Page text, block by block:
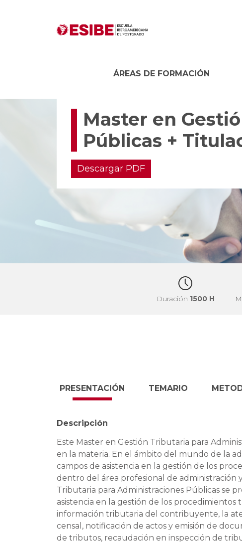
ÁREAS DE FORMACIÓN
Master en
Públicas +
Descargar PDF
Duración 1500 H
PRESENTACIÓN
Descripción
Este Master en Gestión Tributaria para
en la materia. En el ámbito del mundo de la
campos de asistencia en la gestión de los
dentro del área profesional de administración
Tributaria para Administraciones Públicas se
asistencia en la gestión de los
información tributaria del contribuyente, la
censal, notificación de actos y emisión de
de tributos, recaudación en inspección de
TEMARIO